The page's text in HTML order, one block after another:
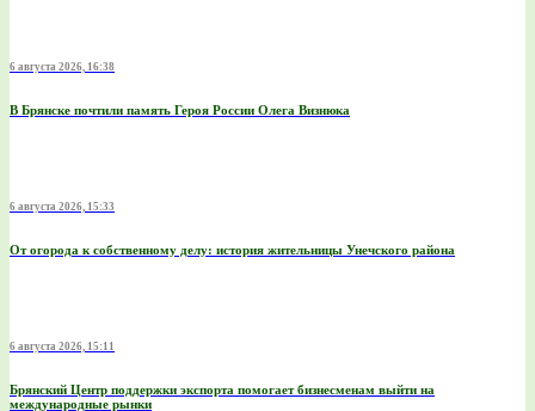
6 августа 2026, 16:38
В Брянске почтили память Героя России Олега Визнюка
6 августа 2026, 15:33
От огорода к собственному делу: история жительницы Унечского района
6 августа 2026, 15:11
Брянский Центр поддержки экспорта помогает бизнесменам выйти на
международные рынки